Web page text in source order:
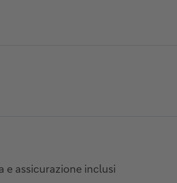
e assicurazione inclusi